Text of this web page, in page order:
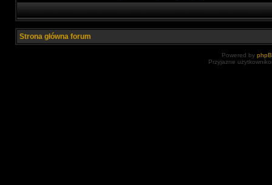
Strona główna forum
Powered by
Przyjazne